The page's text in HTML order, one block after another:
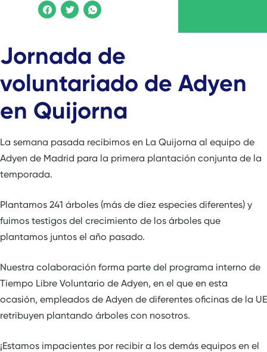
Jornada de
voluntariado de Adyen
en Quijorna
La semana pasada recibimos en La Quijorna al equipo de
Adyen de Madrid para la primera plantación conjunta de la
temporada.
Plantamos 241 árboles (más de diez especies diferentes) y
fuimos testigos del crecimiento de los árboles que
plantamos juntos el año pasado.
Nuestra colaboración forma parte del programa interno de
Tiempo Libre Voluntario de Adyen, en el que en esta
ocasión, empleados de Adyen de diferentes oficinas de la UE
retribuyen plantando árboles con nosotros.
¡Estamos impacientes por recibir a los demás equipos en el